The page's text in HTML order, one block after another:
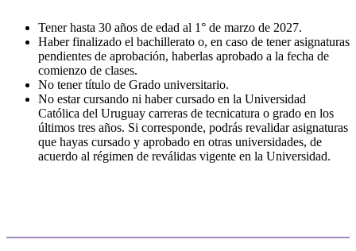
Tener hasta 30 años de edad al 1° de marzo de 2027.
Haber finalizado el bachillerato o, en caso de tener asignaturas
pendientes de aprobación, haberlas aprobado a la fecha de
comienzo de clases.
No tener título de Grado universitario.
No estar cursando ni haber cursado en la Universidad
Católica del Uruguay carreras de tecnicatura o grado en los
últimos tres años. Si corresponde, podrás revalidar asignaturas
que hayas cursado y aprobado en otras universidades, de
acuerdo al régimen de reválidas vigente en la Universidad.